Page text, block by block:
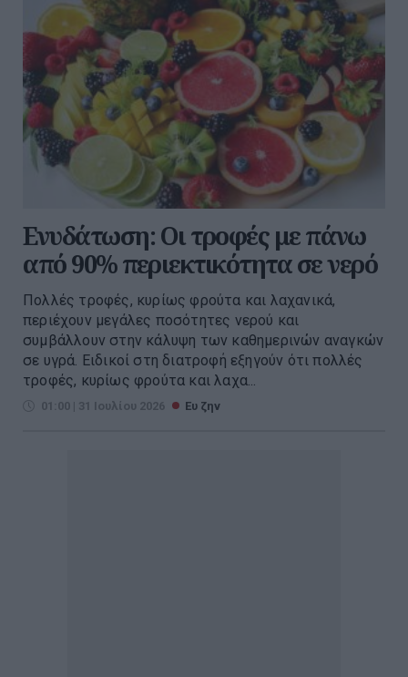
Ενυδάτωση: Οι τροφές με πάνω
από 90% περιεκτικότητα σε νερό
Πολλές τροφές, κυρίως φρούτα και λαχανικά,
περιέχουν μεγάλες ποσότητες νερού και
συμβάλλουν στην κάλυψη των καθημερινών αναγκών
σε υγρά. Ειδικοί στη διατροφή εξηγούν ότι πολλές
τροφές, κυρίως φρούτα και λαχα...
01:00 | 31 Ιουλίου 2026 Ευ ζην